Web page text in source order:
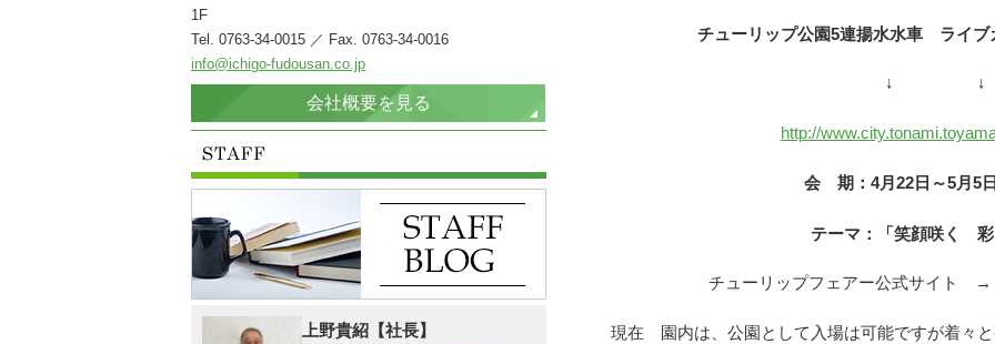
チューリップ公園5連揚水水車 ライ
↓ ↓
http://
会 期：4月22日～5月5
テーマ：「笑顔咲く 彩
チューリップフェアー公式サイ
現在 園内は、公園として入場は可能ですが着々
1F
Tel. 0763-34-0015 ／ Fax. 0763-34-0016
info@ichigo-fudousan.co.jp
会社概要を見る
上野貴紹【社長】